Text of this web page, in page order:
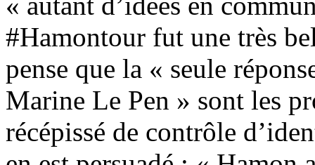
#Hamontour fut une très
pense que la « seule
Marine Le Pen » sont les
récépissé de contrôle